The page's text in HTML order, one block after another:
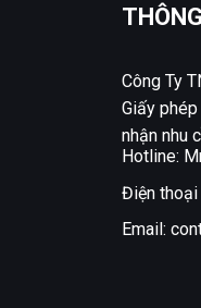
Công Ty
Giấy
nhận nhu
Hotline:
Điện thoại
Email: